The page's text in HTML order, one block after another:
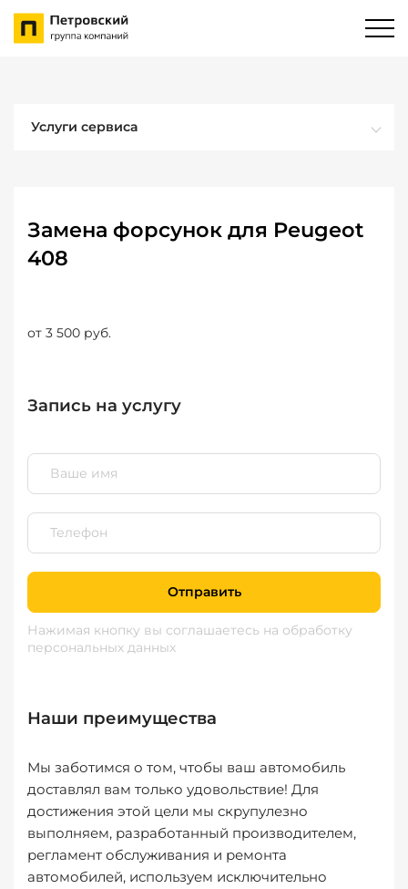
Услуги сервиса
Замена форсунок для Peugeot
408
от 3 500 руб.
Запись на услугу
Отправить
Нажимая кнопку вы соглашаетесь на обработку
персональных данных
Наши преимущества
Мы заботимся о том, чтобы ваш автомобиль
доставлял вам только удовольствие! Для
достижения этой цели мы скрупулезно
выполняем, разработанный производителем,
регламент обслуживания и ремонта
автомобилей, используем исключительно